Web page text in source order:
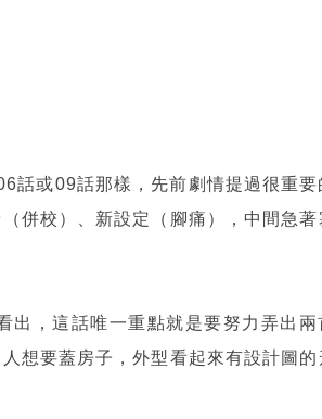
話或09話那樣，先前劇情提過很重要
併校）、新設定（腳痛），中間急著
，這話唯一重點就是要努力弄出兩
要蓋房子，外型看起來有設計圖的